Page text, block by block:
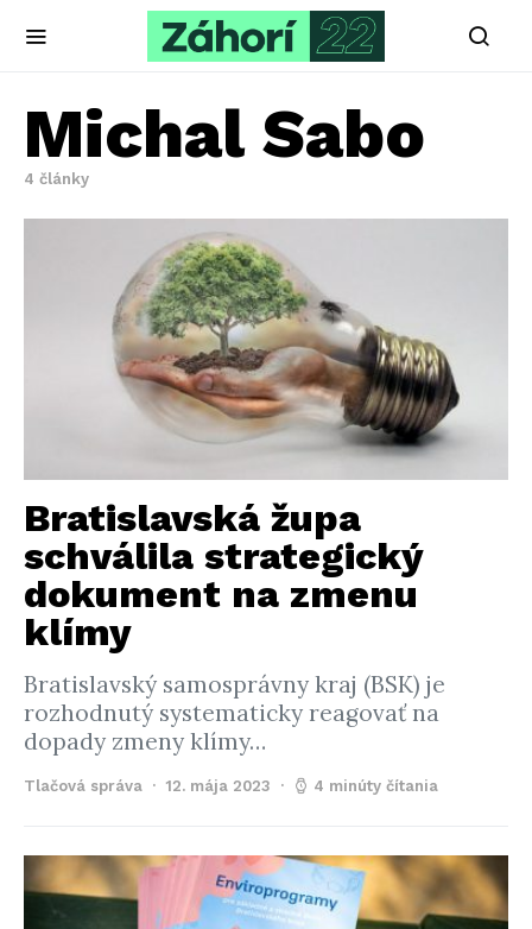
Michal Sabo
4 články
Bratislavská župa
schválila strategický
dokument na zmenu
klímy
Bratislavský samosprávny kraj (BSK) je
rozhodnutý systematicky reagovať na
dopady zmeny klímy…
Tlačová správa 12. mája 2023 4 minúty čítania